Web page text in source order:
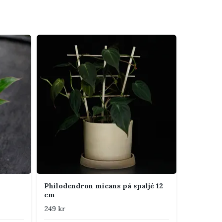
Philodendron micans på spaljé 12
cm
249 kr